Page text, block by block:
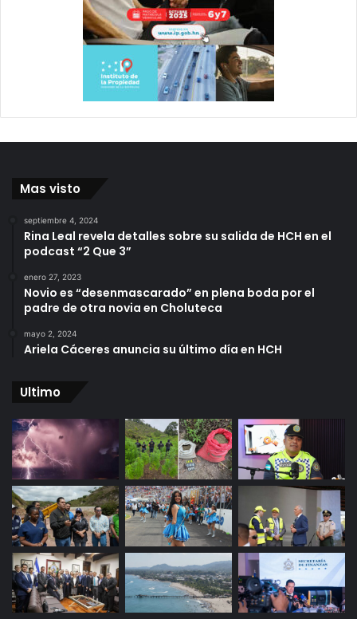
Mas visto
septiembre 4, 2024
Rina Leal revela detalles sobre su salida de HCH en el
podcast “2 Que 3”
enero 27, 2023
Novio es “desenmascarado” en plena boda por el
padre de otra novia en Choluteca
mayo 2, 2024
Ariela Cáceres anuncia su último día en HCH
Ultimo